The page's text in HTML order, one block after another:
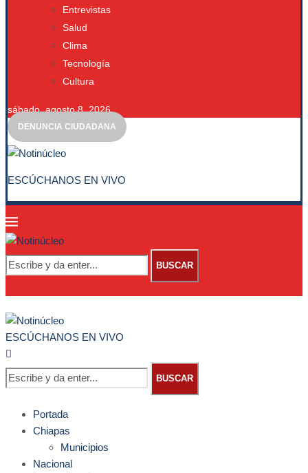
Entrevistas
Salud
Clima
Tecnología
Cultura
sábado, agosto 8, 2026
DENUNCIA CIUDADANA
ESCÚCHANOS EN VIVO
BUSCAR
ESCÚCHANOS EN VIVO
BUSCAR
Portada
Chiapas
Municipios
Nacional